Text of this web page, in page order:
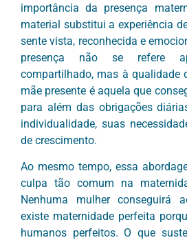
importância da presença
material substitui a experiência
sente vista, reconhecida e
presença não se refere
compartilhado, mas à qualidade
mãe presente é aquela que
para além das obrigações
individualidade, suas
de crescimento.
Ao mesmo tempo, essa
culpa tão comum na
Nenhuma mulher conseguirá
existe maternidade perfeita
humanos perfeitos. O que